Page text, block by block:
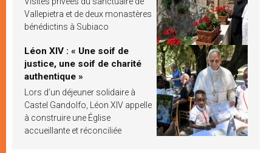
Vallepietra et de deux monastères
bénédictins à Subiaco
Léon XIV : « Une soif de
justice, une soif de charité
authentique »
Lors d’un déjeuner solidaire à
Castel Gandolfo, Léon XIV appelle
à construire une Église
accueillante et réconciliée